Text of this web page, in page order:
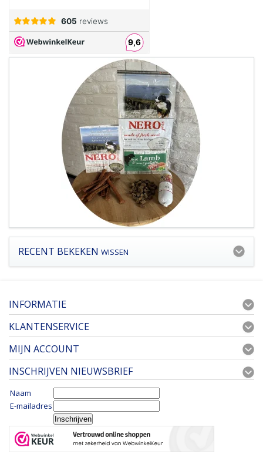
RECENT BEKEKEN WISSEN
INFORMATIE
KLANTENSERVICE
MIJN ACCOUNT
INSCHRIJVEN NIEUWSBRIEF
Naam
E-mailadres